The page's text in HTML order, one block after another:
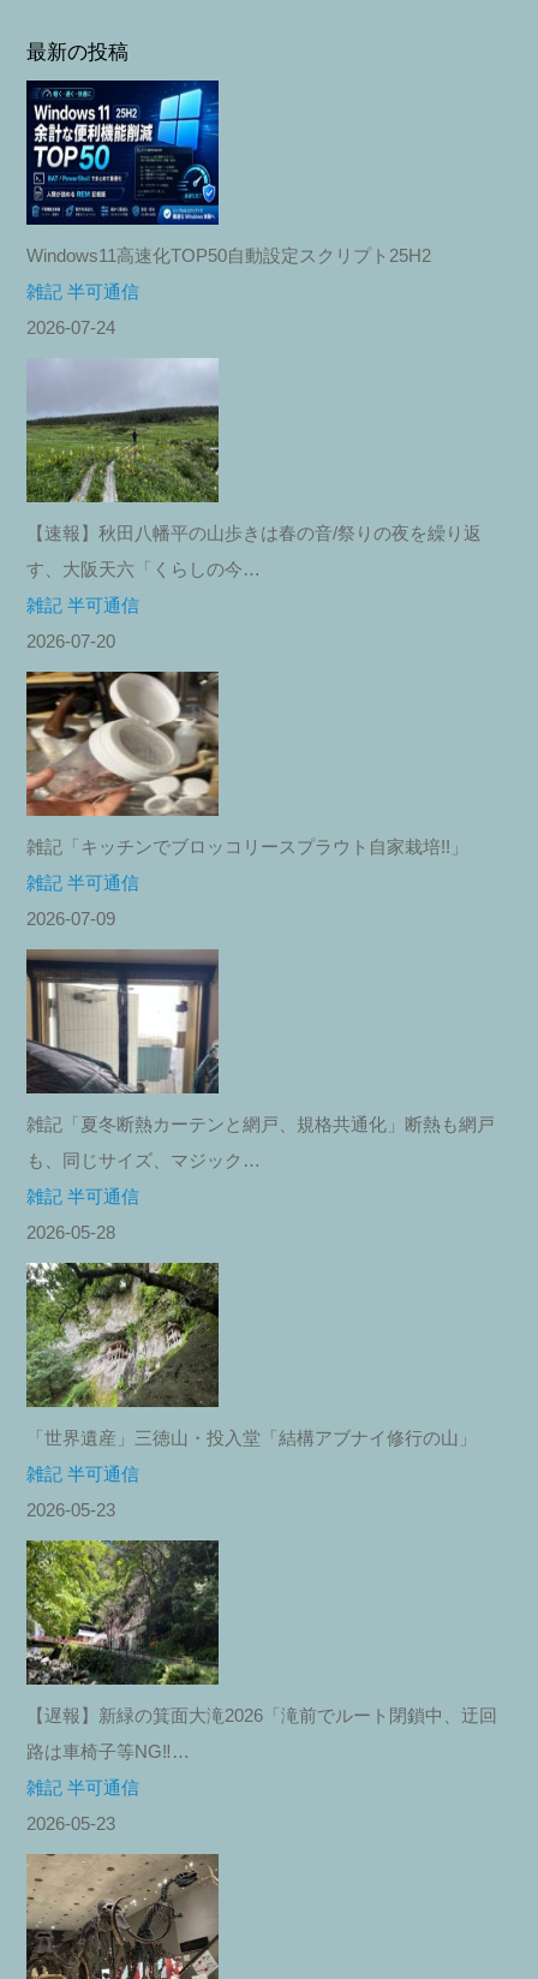
最新の投稿
Windows11高速化TOP50自動設定スクリプト25H2
雑記 半可通信
2026-07-24
【速報】秋田八幡平の山歩きは春の音/祭りの夜を繰り返
す、大阪天六「くらしの今…
雑記 半可通信
2026-07-20
雑記「キッチンでブロッコリースプラウト自家栽培!!」
雑記 半可通信
2026-07-09
雑記「夏冬断熱カーテンと網戸、規格共通化」断熱も網戸
も、同じサイズ、マジック…
雑記 半可通信
2026-05-28
「世界遺産」三徳山・投入堂「結構アブナイ修行の山」
雑記 半可通信
2026-05-23
【遅報】新緑の箕面大滝2026「滝前でルート閉鎖中、迂回
路は車椅子等NG‼︎…
雑記 半可通信
2026-05-23